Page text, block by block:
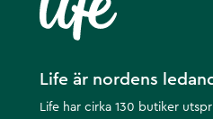
Life är nordens
Life har cirka 130 butiker